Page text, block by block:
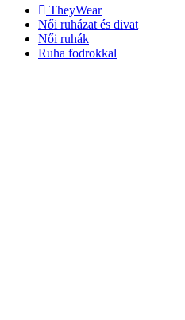
TheyWear
Női ruházat és divat
Női ruhák
Ruha fodrokkal